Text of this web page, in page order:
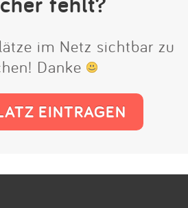
im Netz sichtbar zu
Danke
EINTRAGEN